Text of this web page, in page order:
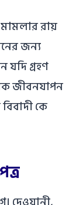
মামলার রায়
জন্য
গ্রহণ
জীবনযাপন
কে